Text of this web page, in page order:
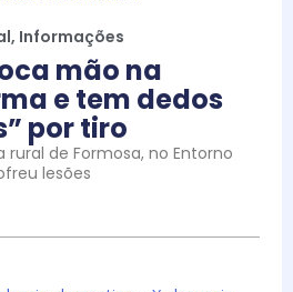
, Informações
mão na
e tem dedos
por tiro
de Formosa, no Entorno
lesões